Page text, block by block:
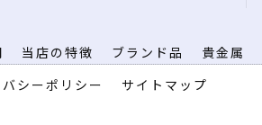
当店の特徴 ブランド品 貴金属
シーポリシー サイトマップ